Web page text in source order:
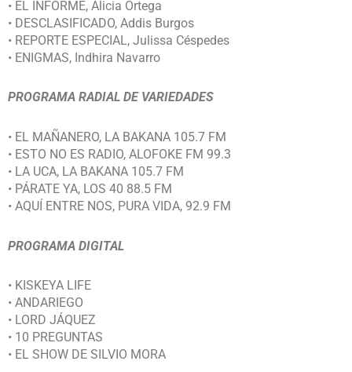
• EL INFORME, Alicia Ortega
• DESCLASIFICADO, Addis Burgos
• REPORTE ESPECIAL, Julissa Céspedes
• ENIGMAS, Indhira Navarro
PROGRAMA RADIAL DE VARIEDADES
• EL MAÑANERO, LA BAKANA 105.7 FM
• ESTO NO ES RADIO, ALOFOKE FM 99.3
• LA UCA, LA BAKANA 105.7 FM
• PÁRATE YA, LOS 40 88.5 FM
• AQUÍ ENTRE NOS, PURA VIDA, 92.9 FM
PROGRAMA DIGITAL
• KISKEYA LIFE
• ANDARIEGO
• LORD JÁQUEZ
• 10 PREGUNTAS
• EL SHOW DE SILVIO MORA